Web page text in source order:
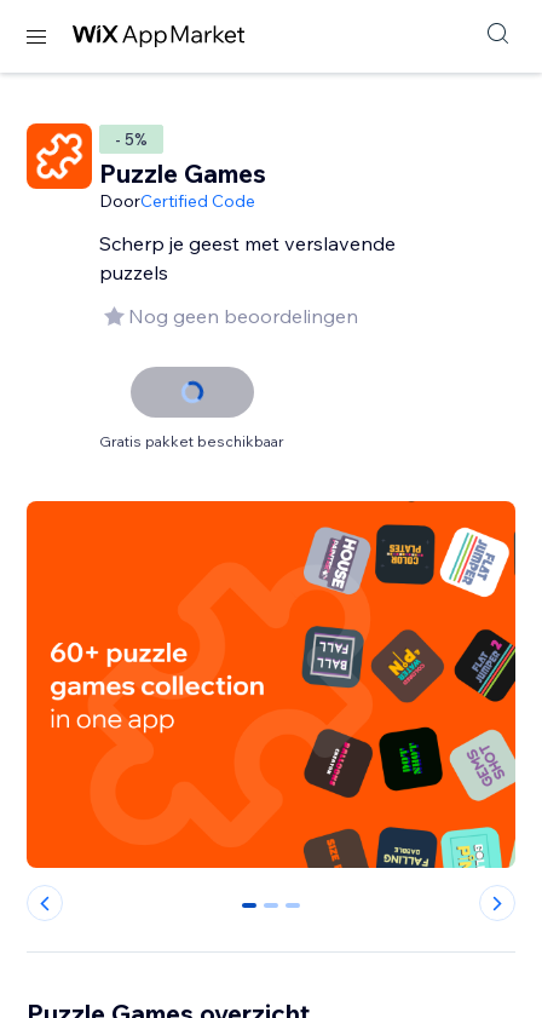
- 5%
Puzzle Games
DoorCertified Code
Scherp je geest met verslavende
puzzels
Nog geen beoordelingen
Gratis pakket beschikbaar
0 1 2